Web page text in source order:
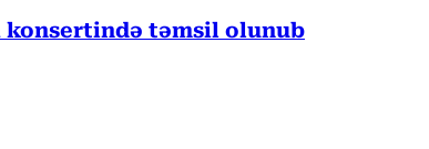
konsertində təmsil olunub